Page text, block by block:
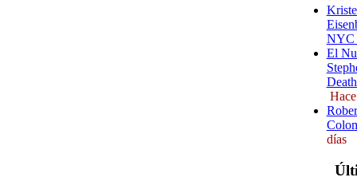
NYC
El
días